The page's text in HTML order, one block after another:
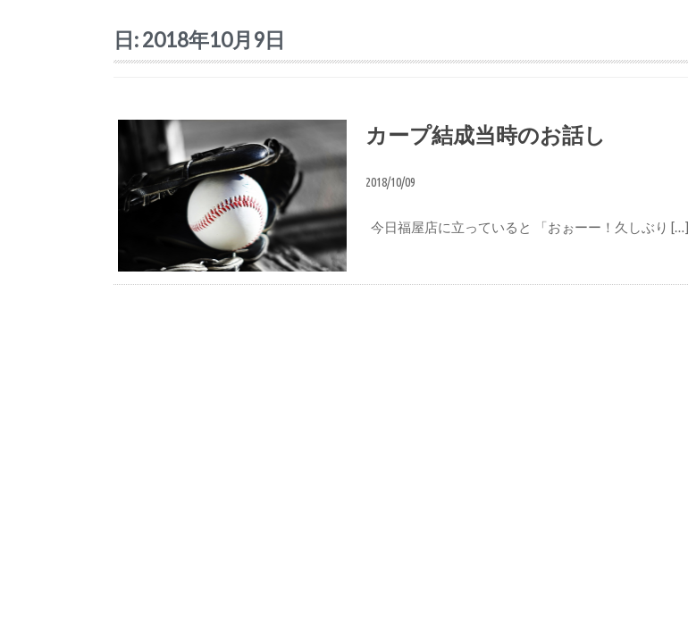
日:2018年10月9日
広島観光
カープ結成当時のお話し
2018/10/09
今日福屋店に立っていると 「おぉーー！久しぶり […]